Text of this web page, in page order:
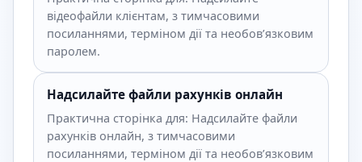
відеофайли клієнтам, з тимчасовими
посиланнями, терміном дії та необов’язковим
паролем.
Надсилайте файли рахунків онлайн
Практична сторінка для: Надсилайте файли
рахунків онлайн, з тимчасовими
посиланнями, терміном дії та необов’язковим